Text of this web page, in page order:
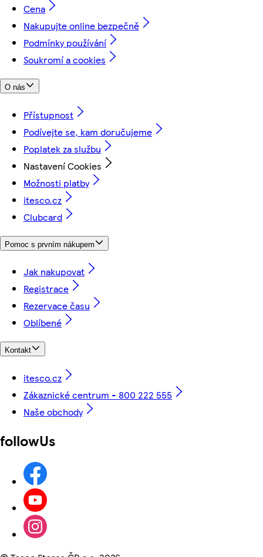
Cena
Nakupujte online bezpečně
Podmínky používání
Soukromí a cookies
O nás
Přístupnost
Podívejte se, kam doručujeme
Poplatek za službu
Nastavení Cookies
Možnosti platby
itesco.cz
Clubcard
Pomoc s prvním nákupem
Jak nakupovat
Registrace
Rezervace času
Oblíbené
Kontakt
itesco.cz
Zákaznické centrum - 800 222 555
Naše obchody
followUs